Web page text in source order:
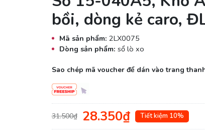
bồi, dòng kẻ caro,
Mã sản phẩm: 2LX0075
Dòng sản phẩm: sổ lò xo
Sao chép mã voucher để dán vào trang
31.500₫ 28.350₫ Tiết kiệm 10%